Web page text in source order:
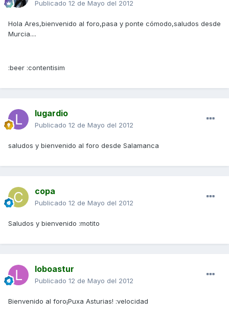
Publicado 12 de Mayo del 2012
Hola Ares,bienvenido al foro,pasa y ponte cómodo,saludos desde
Murcia....
:beer :contentisim
lugardio
Publicado 12 de Mayo del 2012
saludos y bienvenido al foro desde Salamanca
copa
Publicado 12 de Mayo del 2012
Saludos y bienvenido :motito
loboastur
Publicado 12 de Mayo del 2012
Bienvenido al foro¡Puxa Asturias! :velocidad